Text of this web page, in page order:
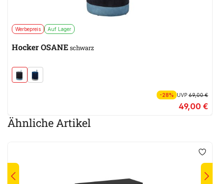
Werbepreis Auf Lager
Hocker OSANEschwarz
-28% UVP69,00 €
49,00 €
Ähnliche Artikel